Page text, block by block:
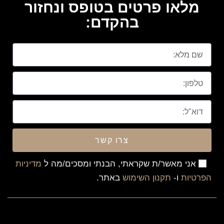
מלאו פרטים בטופס ונחזור
בהקדם:
אני מאשר/ת שקראתי, הבנתי ומסכים/מה ל מדיניות
הפרטיות ו- תקנון השימוש באתר.
צרו קשר